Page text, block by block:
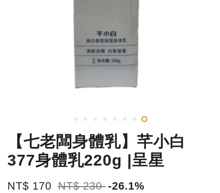
【七老闆身體乳】芊小白
377身體乳220g |呈星
NT$ 170 NT$ 230 -26.1%